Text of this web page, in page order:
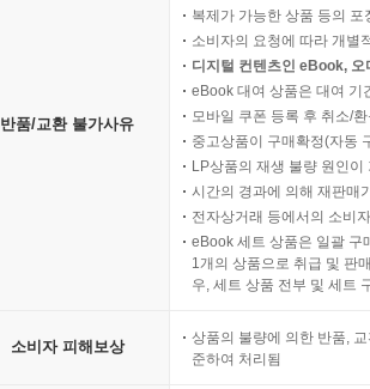
반품/교환 불가사유
복제가 가능한 상품 등의
소비자의 요청에 따라 개별
디지털 컨텐츠인 eBook,
eBook 대여 상품은 대여 기
모바일 쿠폰 등록 후 취소/
중고상품이 구매확정(자동
LP상품의 재생 불량 원인
시간의 경과에 의해 재판매
전자상거래 등에서의 소비
eBook 세트 상품은 일괄 구
1개의 상품으로 취급 및 판
우, 세트 상품 전부 및 세트
소비자 피해보상
상품의 불량에 의한 반품,
준하여 처리됨